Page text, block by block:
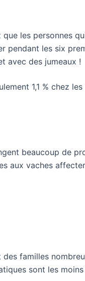
les personnes
pendant les six
avec des jumeaux !
1,1 % chez
beaucoup de
aux vaches
familles
sont les